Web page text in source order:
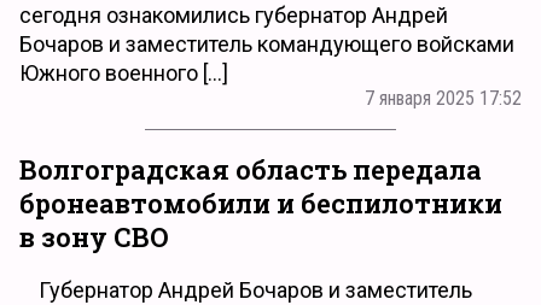
сегодня ознакомились губернатор Андрей
Бочаров и заместитель командующего войсками
Южного военного […]
7 января 2025 17:52
Волгоградская область передала
бронеавтомобили и беспилотники
в зону СВО
Губернатор Андрей Бочаров и заместитель